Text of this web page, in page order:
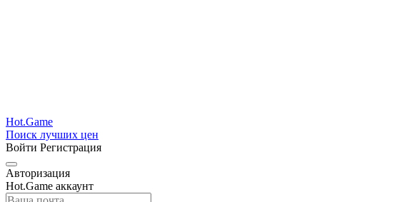
Hot.Game
Поиск лучших цен
Войти Регистрация
Авторизация
Hot.Game аккаунт